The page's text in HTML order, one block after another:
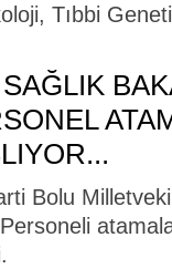
Tıbbi
Bolu